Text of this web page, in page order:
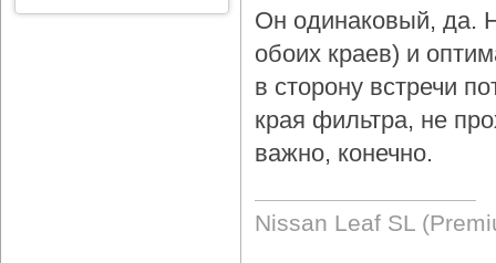
Он одинаковый, да.
обоих краев) и
в сторону встречи
края фильтра, не
важно, конечно.
Nissan Leaf SL